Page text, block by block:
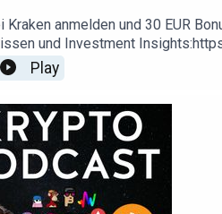
Kraken anmelden und 30 EUR
und Investment
Unternehmen und
ist kein Finanz- oder
Play